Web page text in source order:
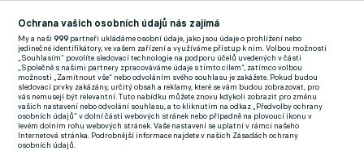
(EN)
FlashFutbal (SK)
Tenisportal.cz
Tenisové zprávy
na Livesportu
Ochrana vašich osobních údajů nás zajímá
My a naši999 partneři ukládáme osobní údaje, jako jsou údaje o prohlížení nebo
jedinečné identifikátory, ve vašem zařízení a využíváme přístup k nim. Volbou možnosti
„Souhlasím“ povolíte sledovací technologie na podporu účelů uvedených v části
„Společně s našimi partnery zpracováváme údaje s tímto cílem“, zatímco volbou
možnosti „Zamítnout vše“ nebo odvoláním svého souhlasu je zakážete. Pokud budou
sledovací prvky zakázány, určitý obsah a reklamy, které se vám budou zobrazovat, pro
vás nemusejí být relevantní. Tuto nabídku můžete znovu kdykoli zobrazit pro změnu
vašich nastavení nebo odvolání souhlasu, a to kliknutím na odkaz „Předvolby ochrany
osobních údajů“ v dolní části webových stránek nebo případně na plovoucí ikonu v
levém dolním rohu webových stránek. Vaše nastavení se uplatní v rámci našeho
Internetová stránka. Podrobnější informace najdete v našich Zásadách ochrany
osobních údajů.